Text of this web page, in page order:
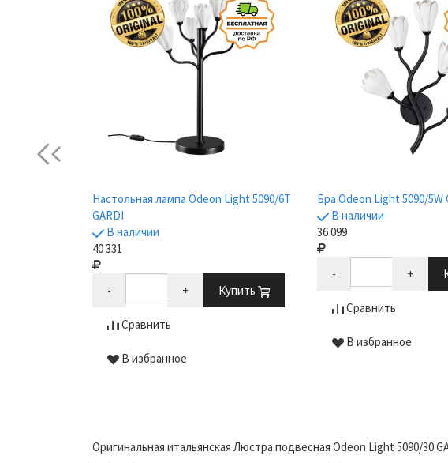
Previous
Настольная лампа Odeon Light 5090/6T
GARDI
В наличии
40 331
- + Купить
Сравнить
В избранное
Бра Odeon Light 5090/5W
В наличии
36 099
- +
Сравнить
В избранное
Оригинальная итальянская Люстра подвесная Odeon Light 5090/30